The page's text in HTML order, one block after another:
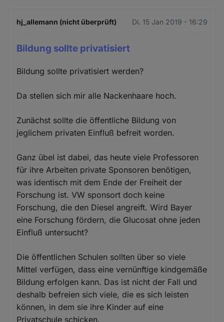
hj_allemann (nicht überprüft) Di. 15 Jan 2019 - 16:29
Bildung sollte privatisiert
Bildung sollte privatisiert werden?
Da stellen sich mir alle Nackenhaare hoch.
Zunächst sollte die öffentliche Bildung von
jeglichem privaten Einfluß befreit worden.
Ganz übel ist dabei, das heute viele Professoren
für ihre Arbeiten private Sponsoren benötigen,
was identisch mit dem Ende der Freiheit der
Forschung ist. VW sponsort doch keine
Forschung, die den Diesel angreift. Wird Bayer
eine Forschung fördern, die Glucosat ohne jeden
Einfluß untersucht?
Die öffentlichen Schulen sollten über so viele
Mittel verfügen, dass eine vernünftige kindgemäße
Bildung erfolgen kann. Das ist nicht der Fall und
deshalb befreien sich viele, die es sich leisten
können, in dem sie ihre Kinder auf eine
Privatschule schicken.